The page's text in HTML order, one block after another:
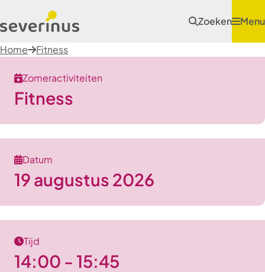
Zoeken Menu
Home Fitness
Zomeractiviteiten
Fitness
Datum
19 augustus 2026
Tijd
14:00 - 15:45